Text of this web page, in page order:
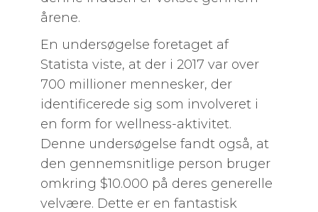
årene.
En undersøgelse foretaget af
Statista viste, at der i 2017 var over
700 millioner mennesker, der
identificerede sig som involveret i
en form for wellness-aktivitet.
Denne undersøgelse fandt også, at
den gennemsnitlige person bruger
omkring $10.000 på deres generelle
velvære. Dette er en fantastisk